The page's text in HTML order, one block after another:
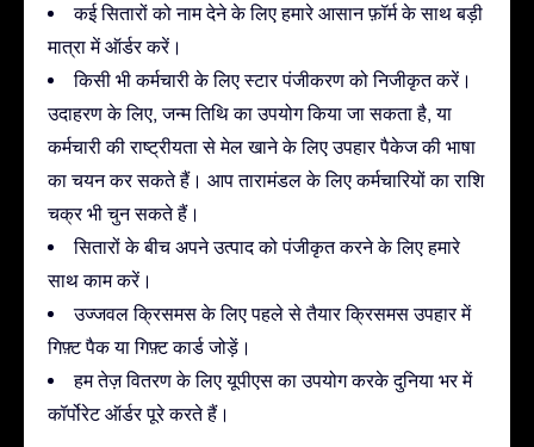
कई सितारों को नाम देने के लिए हमारे आसान फ़ॉर्म के साथ बड़ी
मात्रा में ऑर्डर करें।
किसी भी कर्मचारी के लिए स्टार पंजीकरण को निजीकृत करें।
उदाहरण के लिए, जन्म तिथि का उपयोग किया जा सकता है, या
कर्मचारी की राष्ट्रीयता से मेल खाने के लिए उपहार पैकेज की भाषा
का चयन कर सकते हैं। आप तारामंडल के लिए कर्मचारियों का राशि
चक्र भी चुन सकते हैं।
सितारों के बीच अपने उत्पाद को पंजीकृत करने के लिए हमारे
साथ काम करें।
उज्जवल क्रिसमस के लिए पहले से तैयार क्रिसमस उपहार में
गिफ़्ट पैक या गिफ़्ट कार्ड जोड़ें।
हम तेज़ वितरण के लिए यूपीएस का उपयोग करके दुनिया भर में
कॉर्पोरेट ऑर्डर पूरे करते हैं।